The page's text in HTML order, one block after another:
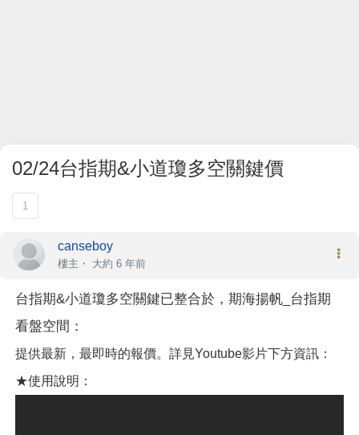
02/24台指期&小道瓊多空關鍵價
1
canseboy
樓主 ・ 大約 6 年前
台指期&小道瓊多空關鍵已整合於，期海揚帆_台指期
看盤空間：
提供最新，最即時的報價。詳見Youtube影片下方資訊：
★使用說明：